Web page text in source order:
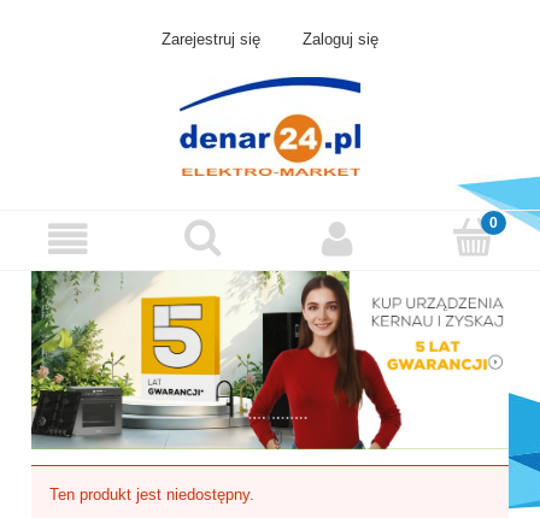
Zarejestruj się Zaloguj się
Ten produkt jest niedostępny.